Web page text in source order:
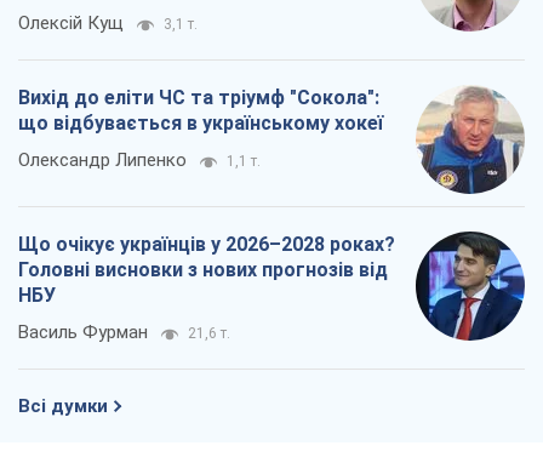
Олексій Кущ 3,1 т.
Вихід до еліти ЧС та тріумф "Сокола":
що відбувається в українському хокеї
Олександр Липенко 1,1 т.
Що очікує українців у 2026–2028 роках?
Головні висновки з нових прогнозів від
НБУ
Василь Фурман 21,6 т.
Всі думки